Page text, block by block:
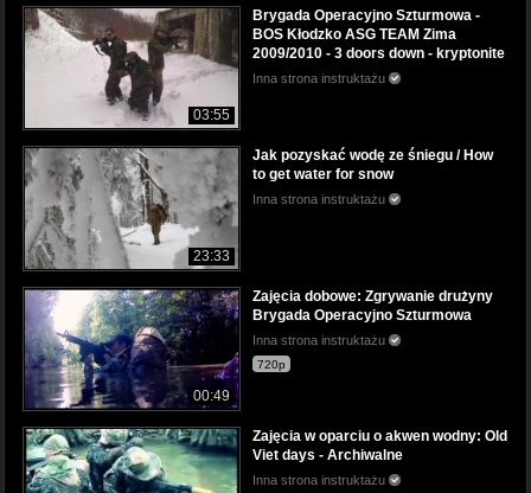
03:55
Brygada Operacyjno Szturmowa -
BOS Kłodzko ASG TEAM Zima
2009/2010 - 3 doors down - kryptonite
Inna strona instruktażu
23:33
Jak pozyskać wodę ze śniegu / How
to get water for snow
Inna strona instruktażu
00:49
Zajęcia dobowe: Zgrywanie drużyny
Brygada Operacyjno Szturmowa
Inna strona instruktażu
720p
Zajęcia w oparciu o akwen wodny: Old
Viet days - Archiwalne
Inna strona instruktażu